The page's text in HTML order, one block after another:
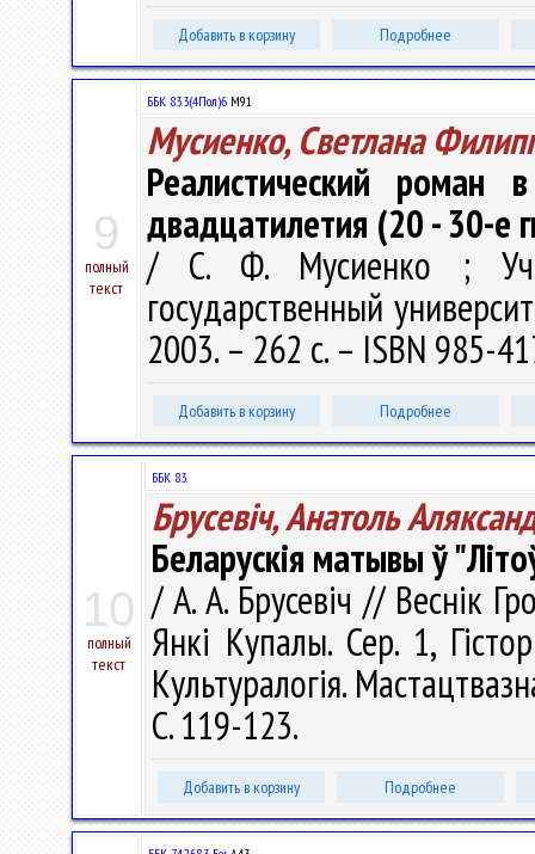
Добавить в корзину Подробнее
9
полный
текст
ББК 83.3(4Пол)6 М91
Мусиенко, Светлана
Реалистический роман
двадцатилетия (20 - 30-е
/ С. Ф. Мусиенко ;
государственный
2003. – 262 с. – ISBN 985-
Добавить в корзину Подробнее
10
полный
текст
ББК 83.
Брусевіч, Анатоль
Беларускія матывы ў
/ А. А. Брусевіч // Веснік
Янкі Купалы. Сер. 1,
Культуралогія.
С. 119-123.
Добавить в корзину Подробнее